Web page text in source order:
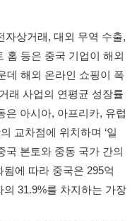
자상거래, 대외 무역 수출,
홈 등은 중국 기업이 해외
데 해외 온라인 쇼핑이 폭
래 사업의 연평균 성장률
은 아시아, 아프리카, 유럽
교차점에 위치하며 ‘일
국 본토와 중동 국가 간의
에 따라 중국은 295억
31.9%를 차지하는 가장